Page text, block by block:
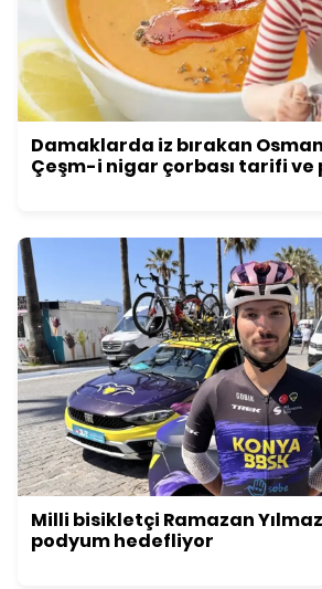
Damaklarda iz bırakan
Çeşm-i nigar çorbası tarifi ve
Milli bisikletçi Ramazan
podyum hedefliyor